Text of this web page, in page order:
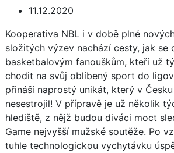
11.12.2020
Kooperativa NBL i v době plné
složitých výzev nachází cesty, jak se
basketbalovým fanouškům, kteří už
chodit na svůj oblíbený sport do
přináší naprostý unikát, který v
nesestrojil! V přípravě je už několik
hlediště, z nějž budou diváci moct
Game nejvyšší mužské soutěže. Po
tuhle technologickou vychytávku